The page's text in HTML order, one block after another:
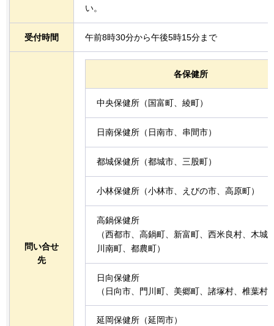
い。
受付時間 午前8時30分から午後5時15分まで
問い合せ
先
各保健所
中央保健所（国富町、綾町）
日南保健所（日南市、串間市）
都城保健所（都城市、三股町）
小林保健所（小林市、えびの市、高原町）
高鍋保健所
（西都市、高鍋町、新富町、西米良村、木城
川南町、都農町）
日向保健所
（日向市、門川町、美郷町、諸塚村、椎葉村
延岡保健所（延岡市）